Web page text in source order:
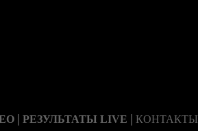
| РЕЗУЛЬТАТЫ LIVE | КОНТАКТЫ